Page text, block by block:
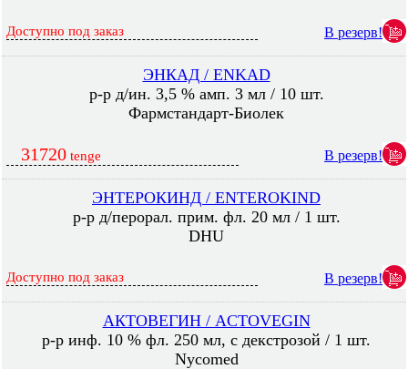
Доступно под заказ В резерв!
ЭНКАД / ENKAD
р-р д/ин. 3,5 % амп. 3 мл / 10 шт.
Фармстандарт-Биолек
31720 tenge В резерв!
ЭНТЕРОКИНД / ENTEROKIND
р-р д/перорал. прим. фл. 20 мл / 1 шт.
DHU
Доступно под заказ В резерв!
АКТОВЕГИН / ACTOVEGIN
р-р инф. 10 % фл. 250 мл, с декстрозой / 1 шт.
Nycomed